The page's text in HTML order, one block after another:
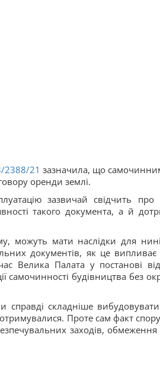
21 зазначила, що
оренди землі.
зазвичай свідчить про
такого документа, а й
можуть мати наслідки для
документів, як це
Велика Палата у постанові
самочинності будівництва без
справді складніше
Проте сам факт
заходів,